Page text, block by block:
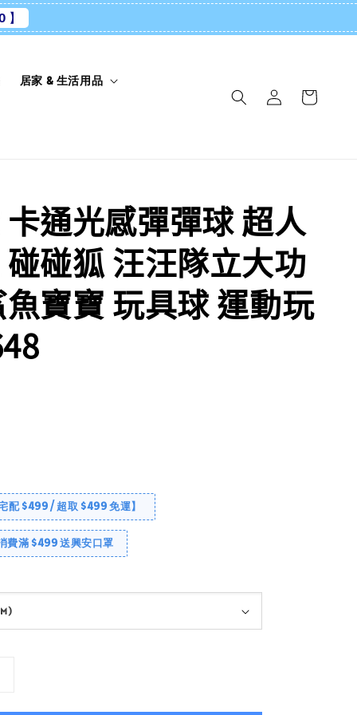
居家 & 生活用品
通光感彈彈球 超人
碰狐 汪汪隊立大功
寶寶 玩具球 運動玩
配 $499 / 超取 $499 免運】
費滿 $499 送興安口罩